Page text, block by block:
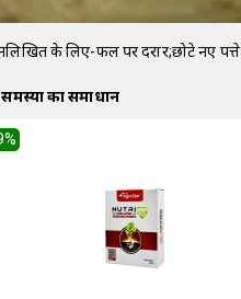
के लिए-फल पर दरारें;छोटे नए
का समाधान
%